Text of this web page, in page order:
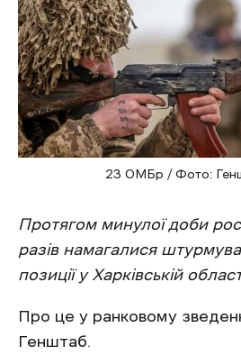
23 ОМБр / Фото:
Протягом минулої доби
разів намагалися
позиції у Харківській
Про це у ранковому
Генштаб.